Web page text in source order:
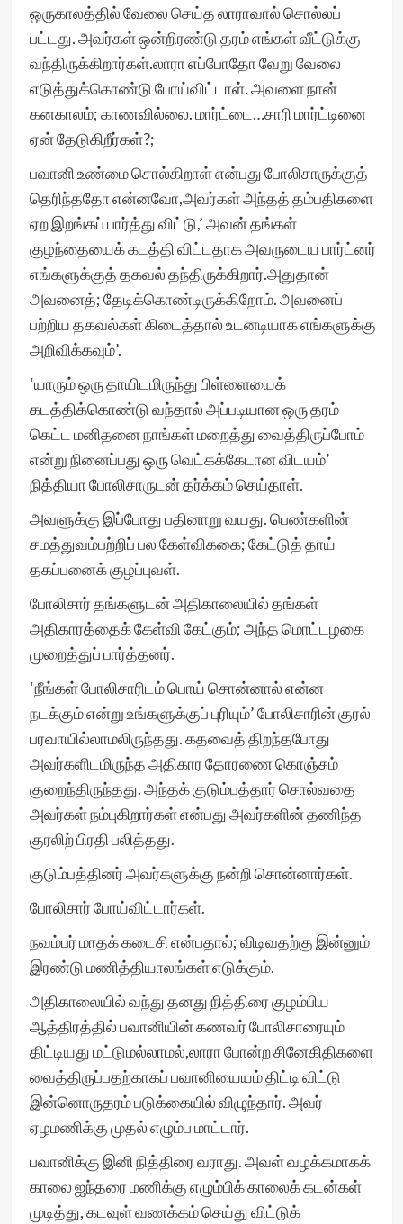
ஒருகாலத்தில் வேலை செய்த லாராவால் சொல்லப்
பட்டது. அவர்கள் ஒன்றிரண்டு தரம் எங்கள் வீட்டுக்கு
வந்திருக்கிறார்கள்.லாரா எப்போதோ வேறு வேலை
எடுத்துக்கொண்டு போய்விட்டாள். அவளை நான்
கனகாலம்; காணவில்லை. மார்ட்டை…சாரி மார்ட்டினை
ஏன் தேடுகிறீர்கள்?;
பவானி உண்மை சொல்கிறாள் என்பது போலிசாருக்குத்
தெரிந்ததோ என்னவோ,அவர்கள் அந்தத் தம்பதிகளை
ஏற இறங்கப் பார்த்து விட்டு,’ அவன் தங்கள்
குழந்தையைக் கடத்தி விட்டதாக அவருடைய பார்ட்னர்
எங்களுக்குத் தகவல் தந்திருக்கிறார்.அதுதான்
அவனைத்; தேடிக்கொண்டிருக்கிறோம். அவனைப்
பற்றிய தகவல்கள் கிடைத்தால் உடனடியாக எங்களுக்கு
அறிவிக்கவும்’.
‘யாரும் ஒரு தாயிடமிருந்து பிள்ளையைக்
கடத்திக்கொண்டு வந்தால் அப்படியான ஒரு தரம்
கெட்ட மனிதனை நாங்கள் மறைத்து வைத்திருப்போம்
என்று நினைப்பது ஒரு வெட்கக்கேடான விடயம்’
நித்தியா போலிசாருடன் தர்க்கம் செய்தாள்.
அவளுக்கு இப்போது பதினாறு வயது. பெண்களின்
சமத்துவம்பற்றிப் பல கேள்விககை; கேட்டுத் தாய்
தகப்பனைக் குழப்புவள்.
போலிசார் தங்களுடன் அதிகாலையில் தங்கள்
அதிகாரத்தைக் கேள்வி கேட்கும்; அந்த மொட்டழகை
முறைத்துப் பார்த்தனர்.
‘நீங்கள் போலிசாரிடம் பொய் சொன்னால் என்ன
நடக்கும் என்று உங்களுக்குப் புரியும்’ போலிசாரின் குரல்
பரவாயில்லாமலிருந்தது. கதவைத் திறந்தபோது
அவர்களிடமிருந்த அதிகார தோரணை கொஞ்சம்
குறைந்திருந்தது. அந்தக் குடும்பத்தார் சொல்வதை
அவர்கள் நம்புகிறார்கள் என்பது அவர்களின் தணிந்த
குரலிற் பிரதி பலித்தது.
குடும்பத்தினர் அவர்களுக்கு நன்றி சொன்னார்கள்.
போலிசார் போய்விட்டார்கள்.
நவம்பர் மாதக் கடைசி என்பதால்; விடிவதற்கு இன்னும்
இரண்டு மணித்தியாலங்கள் எடுக்கும்.
அதிகாலையில் வந்து தனது நித்திரை குழம்பிய
ஆத்திரத்தில் பவானியின் கணவர் போலிசாரையும்
திட்டியது மட்டுமல்லாமல்,லாரா போன்ற சினேகிதிகளை
வைத்திருப்பதற்காகப் பவானியையம் திட்டி விட்டு
இன்னொருதரம் படுக்கையில் விழுந்தார். அவர்
ஏழமணிக்கு முதல் எழும்ப மாட்டார்.
பவானிக்கு இனி நித்திரை வராது. அவள் வழக்கமாகக்
காலை ஐந்தரை மணிக்கு எழும்பிக் காலைக் கடன்கள்
முடித்து, கடவுள் வணக்கம் செய்து விட்டுக்